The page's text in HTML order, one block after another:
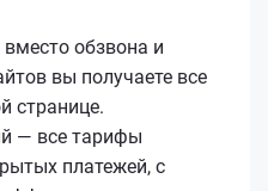
обзвона и
вы получаете все
странице.
— все тарифы
платежей, с